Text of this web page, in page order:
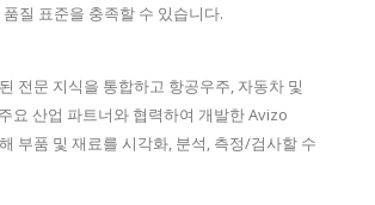
질 표준을 충족할 수 있습니다.
전문 지식을 통합하고 항공우주, 자동차 및
요 산업 파트너와 협력하여 개발한 Avizo
부품 및 재료를 시각화, 분석, 측정/검사할 수